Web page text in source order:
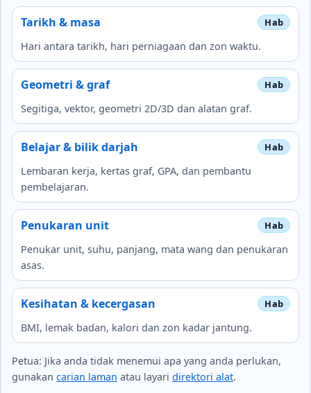
Tarikh & masa
Hari antara tarikh, hari perniagaan dan zon waktu.
Geometri & graf
Segitiga, vektor, geometri 2D/3D dan alatan graf.
Belajar & bilik darjah
Lembaran kerja, kertas graf, GPA, dan pembantu
pembelajaran.
Penukaran unit
Penukar unit, suhu, panjang, mata wang dan penukaran
asas.
Kesihatan & kecergasan
BMI, lemak badan, kalori dan zon kadar jantung.
Petua: Jika anda tidak menemui apa yang anda perlukan,
gunakan carian laman atau layari direktori alat.